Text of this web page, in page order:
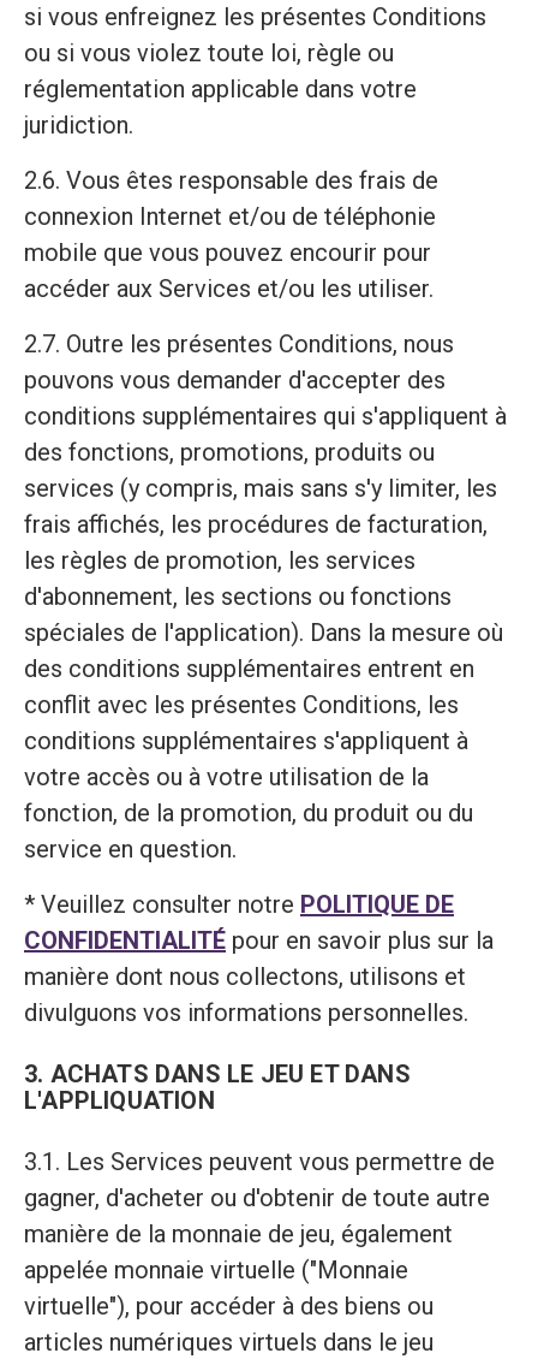
si vous enfreignez les présentes Conditions
ou si vous violez toute loi, règle ou
réglementation applicable dans votre
juridiction.
2.6. Vous êtes responsable des frais de
connexion Internet et/ou de téléphonie
mobile que vous pouvez encourir pour
accéder aux Services et/ou les utiliser.
2.7. Outre les présentes Conditions, nous
pouvons vous demander d'accepter des
conditions supplémentaires qui s'appliquent à
des fonctions, promotions, produits ou
services (y compris, mais sans s'y limiter, les
frais affichés, les procédures de facturation,
les règles de promotion, les services
d'abonnement, les sections ou fonctions
spéciales de l'application). Dans la mesure où
des conditions supplémentaires entrent en
conflit avec les présentes Conditions, les
conditions supplémentaires s'appliquent à
votre accès ou à votre utilisation de la
fonction, de la promotion, du produit ou du
service en question.
* Veuillez consulter notre POLITIQUE DE
CONFIDENTIALITÉ pour en savoir plus sur la
manière dont nous collectons, utilisons et
divulguons vos informations personnelles.
3. ACHATS DANS LE JEU ET DANS
L'APPLIQUATION
3.1. Les Services peuvent vous permettre de
gagner, d'acheter ou d'obtenir de toute autre
manière de la monnaie de jeu, également
appelée monnaie virtuelle ("Monnaie
virtuelle"), pour accéder à des biens ou
articles numériques virtuels dans le jeu